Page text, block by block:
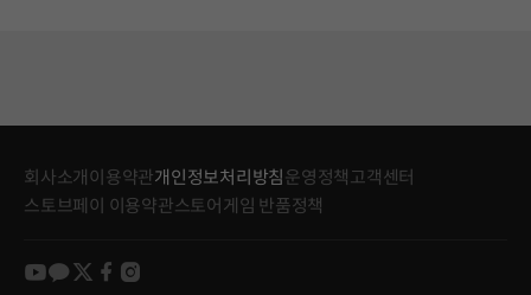
회사소개 이용약관개인정보처리방침 운영정책고객센터
스토브페이 이용약관스토어게임 반품정책
youtube
kakao
twitter
facebook
instagram